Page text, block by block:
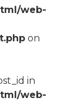
web-
on
in
web-